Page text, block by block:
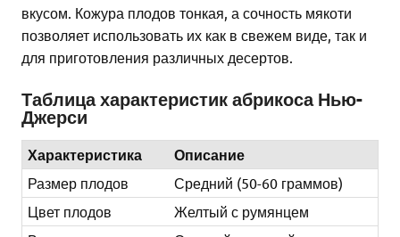
вкусом. Кожура плодов тонкая, а сочность мякоти
позволяет использовать их как в свежем виде, так и
для приготовления различных десертов.
Таблица характеристик абрикоса Нью-
Джерси
Характеристика Описание
Размер плодов
Средний (50-60 граммов)
Цвет плодов
Желтый с румянцем